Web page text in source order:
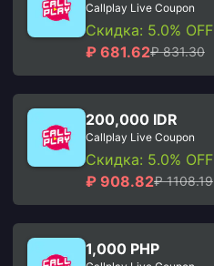
Callplay Live Coupon
Скидка: 5.0% OFF
₽ 681.62₽ 831.30
200,000 IDR
Callplay Live Coupon
Скидка: 5.0% OFF
₽ 908.82₽ 1108.19
1,000 PHP